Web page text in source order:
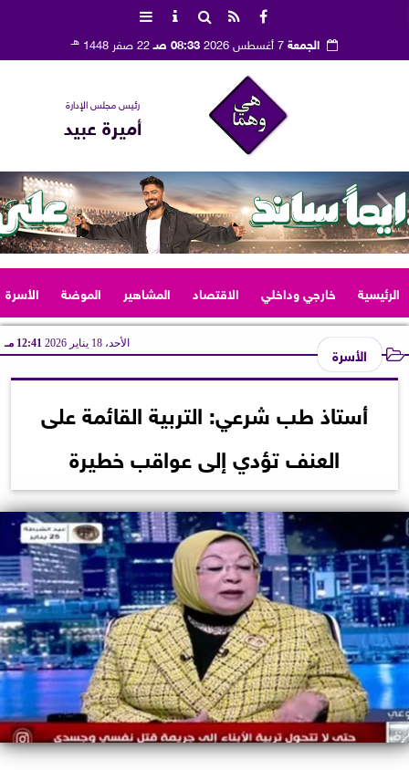
الجمعة 08:33 صـ 22 صفر 1448 هـ
رئيس مجلس الإدارة
أميرة عبيد
الرئيسية خارجي وداخلي الاقتصاد المشاهير الموضة الأسرة
الأسرة الأحد، 18 يناير 2026 12:41 مـ
أستاذ طب شرعي: التربية القائمة على
العنف تؤدي إلى عواقب خطيرة